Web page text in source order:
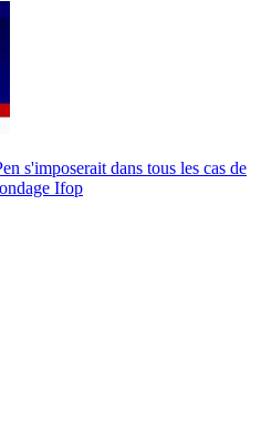
s'imposerait dans tous les cas de
Ifop